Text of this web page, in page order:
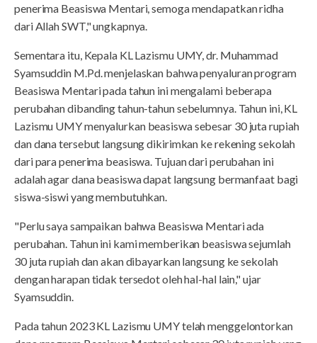
penerima Beasiswa Mentari, semoga mendapatkan ridha
dari Allah SWT," ungkapnya.
Sementara itu, Kepala KL Lazismu UMY, dr. Muhammad
Syamsuddin M.Pd. menjelaskan bahwa penyaluran program
Beasiswa Mentari pada tahun ini mengalami beberapa
perubahan dibanding tahun-tahun sebelumnya. Tahun ini, KL
Lazismu UMY menyalurkan beasiswa sebesar 30 juta rupiah
dan dana tersebut langsung dikirimkan ke rekening sekolah
dari para penerima beasiswa. Tujuan dari perubahan ini
adalah agar dana beasiswa dapat langsung bermanfaat bagi
siswa-siswi yang membutuhkan.
"Perlu saya sampaikan bahwa Beasiswa Mentari ada
perubahan. Tahun ini kami memberikan beasiswa sejumlah
30 juta rupiah dan akan dibayarkan langsung ke sekolah
dengan harapan tidak tersedot oleh hal-hal lain," ujar
Syamsuddin.
Pada tahun 2023 KL Lazismu UMY telah menggelontorkan